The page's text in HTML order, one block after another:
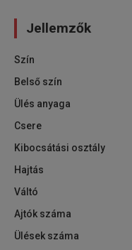
Jellemzők
Szín
Belső szín
Ülés anyaga
Csere
Kibocsátási osztály
Hajtás
Váltó
Ajtók száma
Ülések száma